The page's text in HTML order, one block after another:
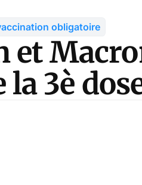
obligatoire
et
la 3è